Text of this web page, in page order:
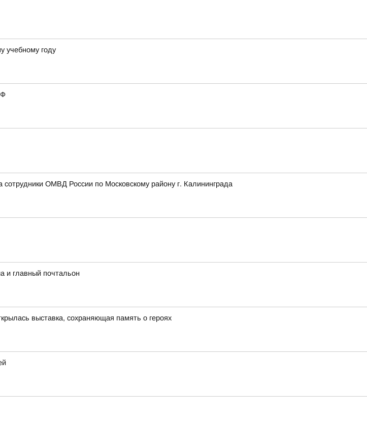
учебному году
ОМВД России по Московскому району г. Калининграда
и главный почтальон
выставка, сохраняющая память о героях